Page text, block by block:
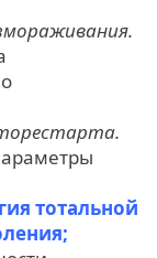
тотальной